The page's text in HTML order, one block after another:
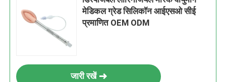
मेडिकल ग्रेड सिलिकॉन आईएसओ सीई
प्रमाणित OEM ODM
जारी रखें